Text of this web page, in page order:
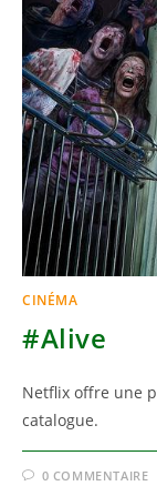
CINÉMA
#Alive
Netflix offre une
catalogue.
0 COMMENTAIRE